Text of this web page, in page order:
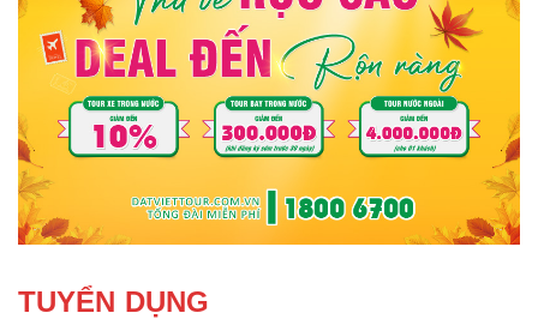
TUYỂN DỤNG